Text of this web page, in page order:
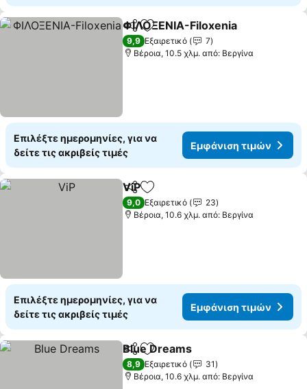
Κοινοποίηση
Προσθήκη στα αγαπημένα
ΦΙΛΟΞΕΝΙΑ-Filoxenia
9,9 Εξαιρετικό
7
Βέροια, 10.5 χλμ. από: Βεργίνα
Επιλέξτε ημερομηνίες, για να
δείτε τις ακριβείς τιμές
Εμφάνιση τιμών
Κοινοποίηση
Προσθήκη στα αγαπημένα
ViP
9,0 Εξαιρετικό
23
Βέροια, 10.6 χλμ. από: Βεργίνα
Επιλέξτε ημερομηνίες, για να
δείτε τις ακριβείς τιμές
Εμφάνιση τιμών
Κοινοποίηση
Προσθήκη στα αγαπημένα
Blue Dreams
8,9 Εξαιρετικό
31
Βέροια, 10.6 χλμ. από: Βεργίνα